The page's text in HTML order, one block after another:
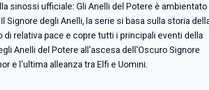
sinossi ufficiale: Gli Anelli del Potere è ambientato
Signore degli Anelli, la serie si basa sulla storia
di relativa pace e copre tutti i principali eventi della
Anelli del Potere all'ascesa dell'Oscuro Signore
e l'ultima alleanza tra Elfi e Uomini.